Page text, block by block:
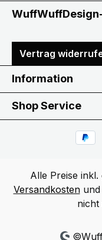
Vertrag
Information
Shop Service
Alle Preise
Versandkostenund
nicht